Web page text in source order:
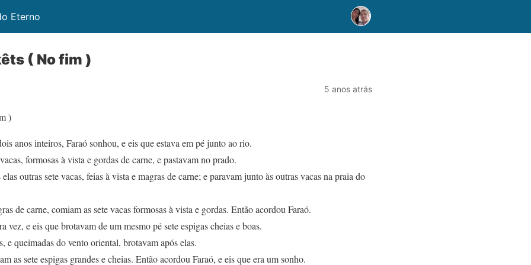
Eterno
( No fim )
5 anos atrás
)
anos inteiros, Faraó sonhou, e eis que estava em pé junto ao rio.
formosas à vista e gordas de carne, e pastavam no prado.
outras sete vacas, feias à vista e magras de carne; e paravam junto às outras vacas na praia do
de carne, comiam as sete vacas formosas à vista e gordas. Então acordou Faraó.
vez, e eis que brotavam de um mesmo pé sete espigas cheias e boas.
e queimadas do vento oriental, brotavam após elas.
as sete espigas grandes e cheias. Então acordou Faraó, e eis que era um sonho.